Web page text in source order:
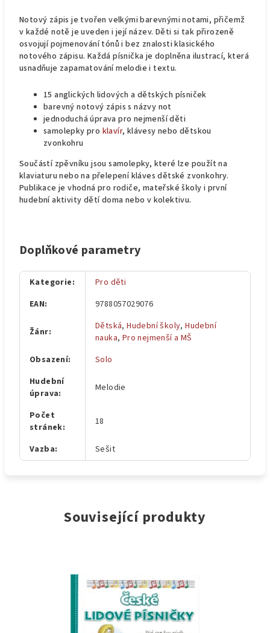
Notový zápis je tvořen velkými barevnými notami, přičemž
v každé notě je uveden i její název. Děti si tak přirozeně
osvojují pojmenování tónů i bez znalosti klasického
notového zápisu. Každá písnička je doplněna ilustrací, která
usnadňuje zapamatování melodie i textu.
15 anglických lidových a dětských písniček
barevný notový zápis s názvy not
jednoduchá úprava pro nejmenší děti
samolepky pro klavír, klávesy nebo dětskou
zvonkohru
Součástí zpěvníku jsou samolepky, které lze použít na
klaviaturu nebo na přelepení kláves dětské zvonkohry.
Publikace je vhodná pro rodiče, mateřské školy i první
hudební aktivity dětí doma nebo v kolektivu.
Doplňkové parametry
Kategorie:
Pro děti
EAN: 9788057029076
Žánr: Dětská,Hudební školy,Hudební
nauka, Pro nejmenší a MŠ
Obsazení:
Solo
Hudební
úprava: Melodie
Počet
stránek: 18
Vazba: Sešit
Související produkty